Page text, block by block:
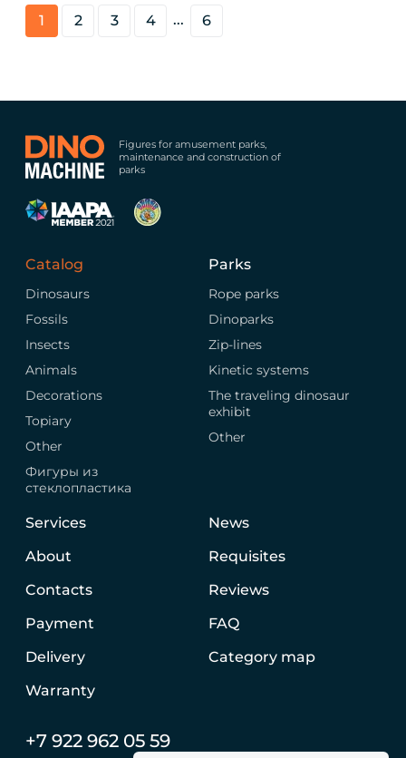
1 2 3 4 ... 6
Figures for amusement parks,
maintenance and construction of
parks
Catalog
Dinosaurs
Fossils
Insects
Animals
Decorations
Topiary
Other
Фигуры из
стеклопластика
Parks
Rope parks
Dinoparks
Zip-lines
Kinetic systems
The traveling dinosaur
exhibit
Other
Services
About
Contacts
Payment
Delivery
Warranty
News
Requisites
Reviews
FAQ
Category map
+7 922 962 05 59